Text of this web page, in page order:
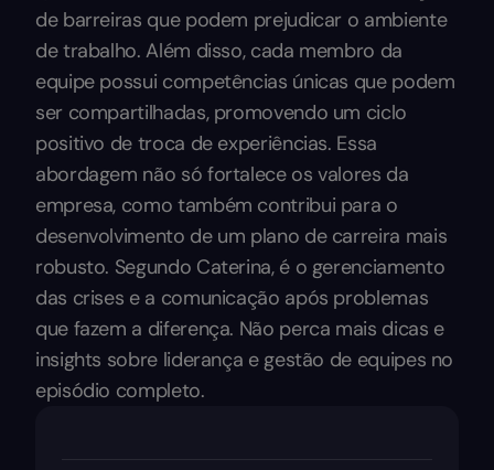
de barreiras que podem prejudicar o ambiente
de trabalho. Além disso, cada membro da
equipe possui competências únicas que podem
ser compartilhadas, promovendo um ciclo
positivo de troca de experiências. Essa
abordagem não só fortalece os valores da
empresa, como também contribui para o
desenvolvimento de um plano de carreira mais
robusto. Segundo Caterina, é o gerenciamento
das crises e a comunicação após problemas
que fazem a diferença. Não perca mais dicas e
insights sobre liderança e gestão de equipes no
episódio completo.